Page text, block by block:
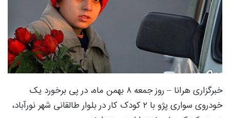
خبرگزاری هرانا – روز جمعه ۸ بهمن ماه، در پی برخورد یک
خودروی سواری پژو با ۲ کودک کار در بلوار طالقانی شهر نورآباد،